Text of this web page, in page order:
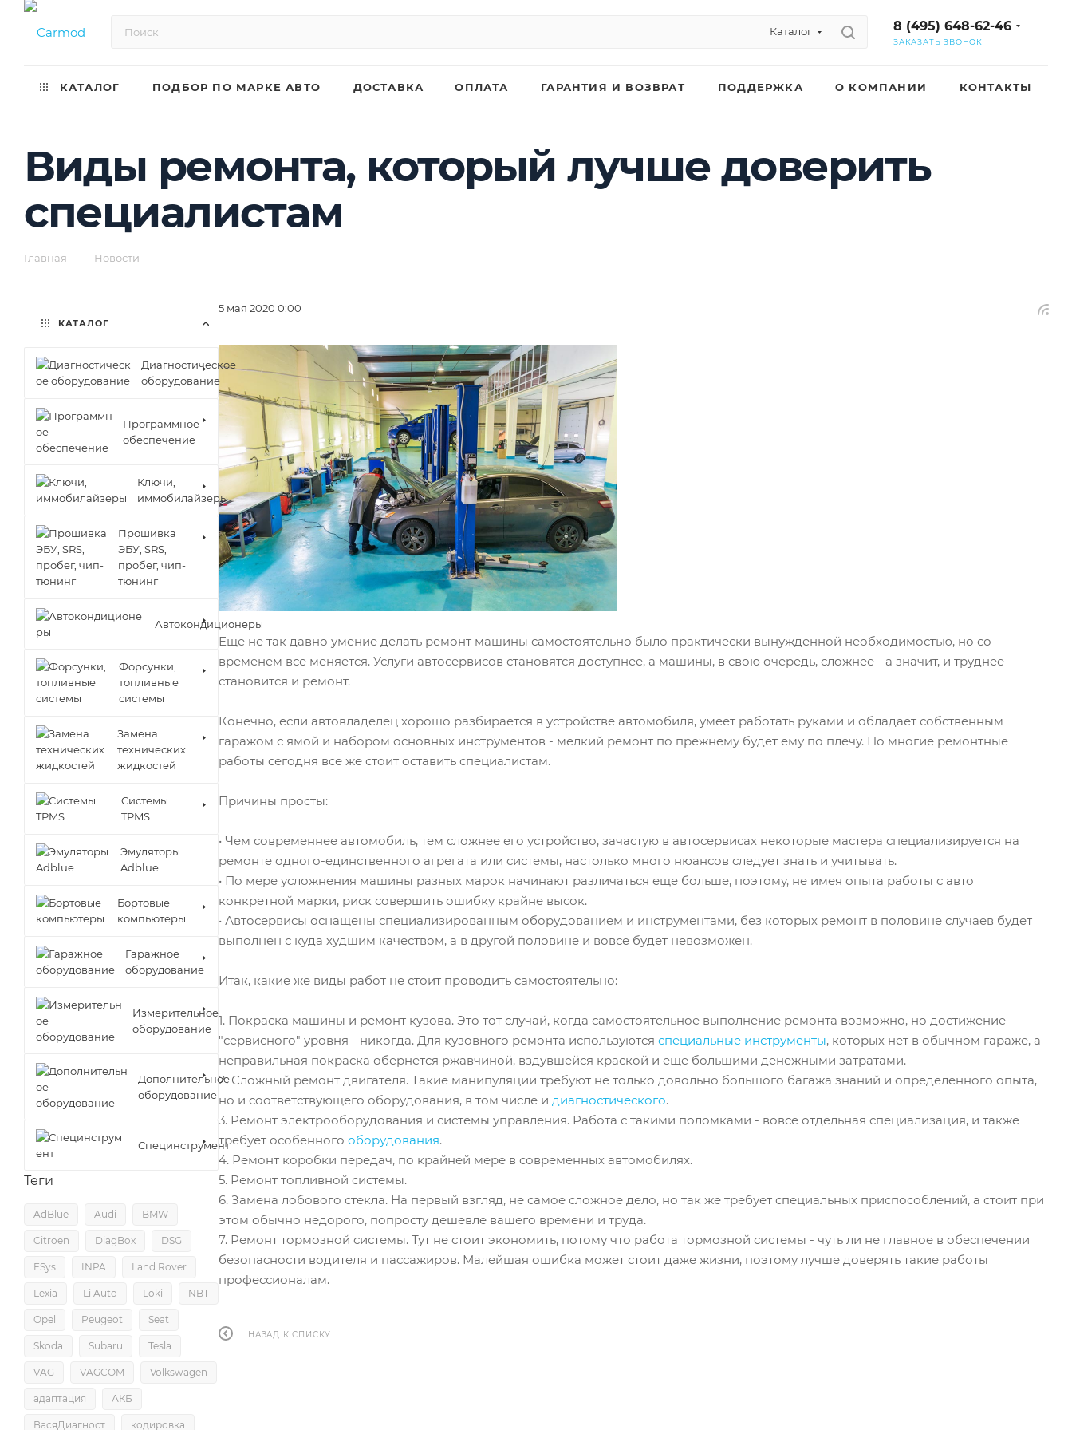
Каталог 8 (495) 648-62-46
ЗАКАЗАТЬ ЗВОНОК
КАТАЛОГ ПОДБОР ПО МАРКЕ АВТО ДОСТАВКА ОПЛАТА ГАРАНТИЯ И ВОЗВРАТ ПОДДЕРЖКА О КОМПАНИИ КОНТАКТЫ
Виды ремонта, который лучше доверить
специалистам
Главная — Новости
5 мая 2020 0:00
Еще не так давно умение делать ремонт машины самостоятельно было практически вынужденной необходимостью, но со
временем все меняется. Услуги автосервисов становятся доступнее, а машины, в свою очередь, сложнее - а значит, и труднее
становится и ремонт.
Конечно, если автовладелец хорошо разбирается в устройстве автомобиля, умеет работать руками и обладает собственным
гаражом с ямой и набором основных инструментов - мелкий ремонт по прежнему будет ему по плечу. Но многие ремонтные
работы сегодня все же стоит оставить специалистам.
Причины просты:
• Чем современнее автомобиль, тем сложнее его устройство, зачастую в автосервисах некоторые мастера специализируется на
ремонте одного-единственного агрегата или системы, настолько много нюансов следует знать и учитывать.
• По мере усложнения машины разных марок начинают различаться еще больше, поэтому, не имея опыта работы с авто
конкретной марки, риск совершить ошибку крайне высок.
• Автосервисы оснащены специализированным оборудованием и инструментами, без которых ремонт в половине случаев будет
выполнен с куда худшим качеством, а в другой половине и вовсе будет невозможен.
Итак, какие же виды работ не стоит проводить самостоятельно:
1. Покраска машины и ремонт кузова. Это тот случай, когда самостоятельное выполнение ремонта возможно, но достижение
"сервисного" уровня - никогда. Для кузовного ремонта используются специальные инструменты, которых нет в обычном гараже, а
неправильная покраска обернется ржавчиной, вздувшейся краской и еще большими денежными затратами.
2. Сложный ремонт двигателя. Такие манипуляции требуют не только довольно большого багажа знаний и определенного опыта,
но и соответствующего оборудования, в том числе и диагностического.
3. Ремонт электрооборудования и системы управления. Работа с такими поломками - вовсе отдельная специализация, и также
требует особенного оборудования.
4. Ремонт коробки передач, по крайней мере в современных автомобилях.
5. Ремонт топливной системы.
6. Замена лобового стекла. На первый взгляд, не самое сложное дело, но так же требует специальных приспособлений, а стоит при
этом обычно недорого, попросту дешевле вашего времени и труда.
7. Ремонт тормозной системы. Тут не стоит экономить, потому что работа тормозной системы - чуть ли не главное в обеспечении
безопасности водителя и пассажиров. Малейшая ошибка может стоит даже жизни, поэтому лучше доверять такие работы
профессионалам.
НАЗАД К СПИСКУ
КАТАЛОГ
Диагностическое
оборудование
Программное
обеспечение
Ключи,
иммобилайзеры
Прошивка
ЭБУ, SRS,
пробег, чип-
тюнинг
Автокондиционеры
Форсунки,
топливные
системы
Замена
технических
жидкостей
Cистемы
TPMS
Эмуляторы
Adblue
Бортовые
компьютеры
Гаражное
оборудование
Измерительное
оборудование
Дополнительное
оборудование
Специнструмент
Теги
AdBlue Audi BMW
Citroen DiagBox DSG
ESys INPA Land Rover
Lexia Li Auto Loki NBT
Opel Peugeot Seat
Skoda Subaru Tesla
VAG VAGCOM Volkswagen
адаптация АКБ
ВасяДиагност кодировка